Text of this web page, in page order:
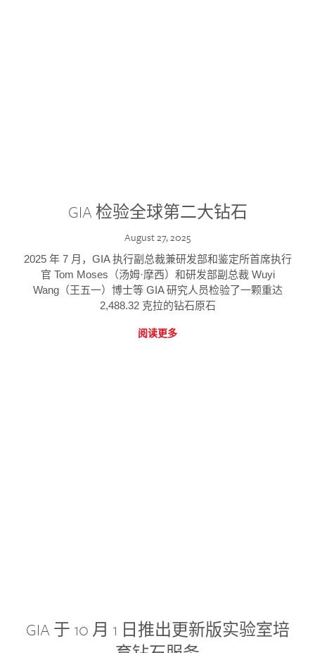
GIA 检验全球第二大钻石
August 27, 2025
2025 年 7 月，GIA 执行副总裁兼研发部和鉴定所首席执行
官 Tom Moses（汤姆·摩西）和研发部副总裁 Wuyi
Wang（王五一）博士等 GIA 研究人员检验了一颗重达
2,488.32 克拉的钻石原石
阅读更多
GIA 于 10 月 1 日推出更新版实验室培